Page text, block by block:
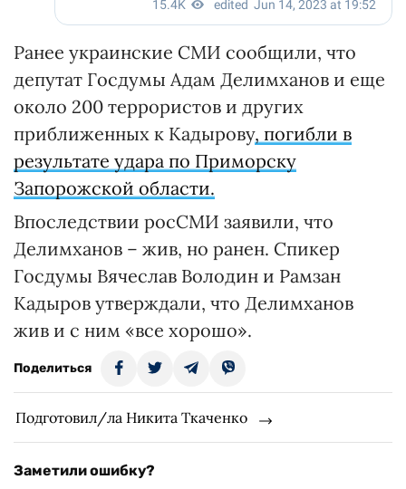
Ранее украинские СМИ сообщили, что
депутат Госдумы Адам Делимханов и еще
около 200 террористов и других
приближенных к Кадырову, погибли в
результате удара по Приморску
Запорожской области.
Впоследствии росСМИ заявили, что
Делимханов – жив, но ранен. Спикер
Госдумы Вячеслав Володин и Рамзан
Кадыров утверждали, что Делимханов
жив и с ним «все хорошо».
Поделиться
Подготовил/ла Никита Ткаченко
Заметили ошибку?